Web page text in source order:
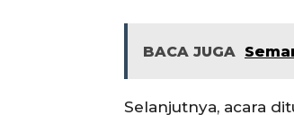
BACA JUGA
Selanjutnya, acara